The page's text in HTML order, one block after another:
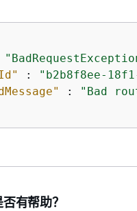
:
"b2b8f8ee-
:
"Bad
有帮助？